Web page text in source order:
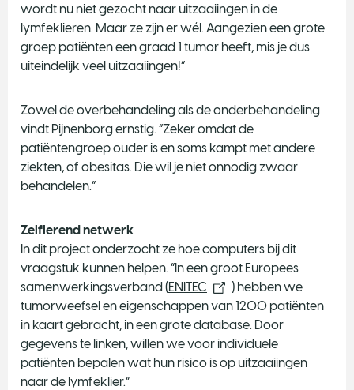
wordt nu niet gezocht naar uitzaaiingen in de
lymfeklieren. Maar ze zijn er wél. Aangezien een grote
groep patiënten een graad 1 tumor heeft, mis je dus
uiteindelijk veel uitzaaiingen!”
Zowel de overbehandeling als de onderbehandeling
vindt Pijnenborg ernstig. “Zeker omdat de
patiëntengroep ouder is en soms kampt met andere
ziekten, of obesitas. Die wil je niet onnodig zwaar
behandelen.”
Zelflerend netwerk
In dit project onderzocht ze hoe computers bij dit
vraagstuk kunnen helpen. “In een groot Europees
samenwerkingsverband (ENITEC
) hebben we
tumorweefsel en eigenschappen van 1200 patiënten
in kaart gebracht, in een grote database. Door
gegevens te linken, willen we voor individuele
patiënten bepalen wat hun risico is op uitzaaiingen
naar de lymfeklier.”